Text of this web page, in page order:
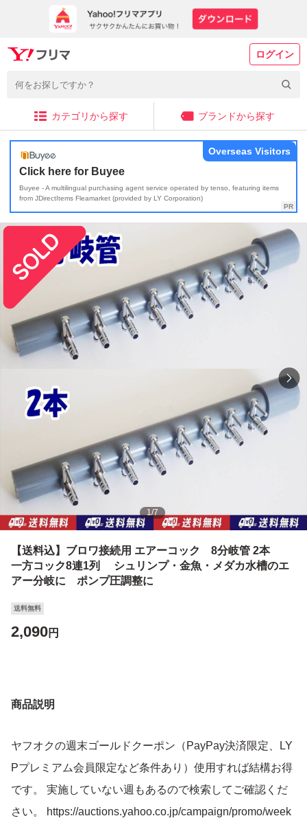
ログイン
カテゴリから探す ブランドから探す
Click here for Buyee
Buyee - A multilingual purchasing agent service operated by tenso, featuring items
from JDirectItems Fleamarket (provided by LY Corporation)
Overseas Visitors
1/7
【送料込】ブロワ接続用 エアーコック 8分岐管 2本
一方コック8連1列 シュリンプ・金魚・メダカ水槽のエ
アー分岐に ポンプ圧調整に
送料無料
2,090円
商品説明
ヤフオクの週末ゴールドクーポン（PayPay決済限定、LY
Pプレミアム会員限定など条件あり）使用すれば結構お得
です。 実施していない週もあるので検索してご確認くだ
さい。 https://auctions.yahoo.co.jp/campaign/promo/week